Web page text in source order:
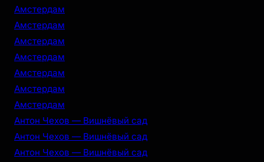
Амстердам
Амстердам
Амстердам
Амстердам
Амстердам
Амстердам
Амстердам
Антон Чехов — Вишнёвый сад
Антон Чехов — Вишнёвый сад
Антон Чехов — Вишнёвый сад